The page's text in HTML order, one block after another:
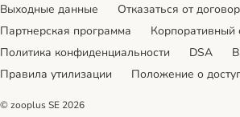
Выходные данные
Отказаться от
Партнерская программа
Корпоративный
Политика конфиденциальности
DSA
Правила утилизации
Положение о
© zooplus SE 2026